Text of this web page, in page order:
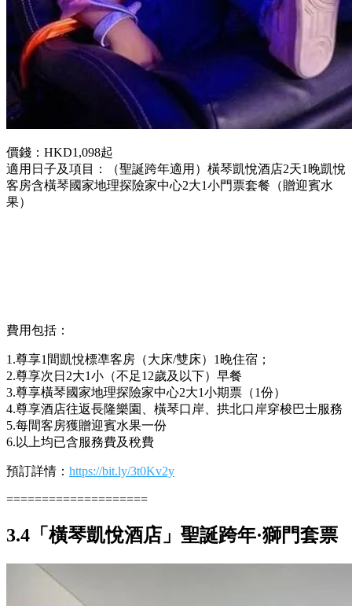
價錢：HKD1,098起
適用日子及項目：（聖誕跨年適用）橫琴凱悅酒店2天1晚凱悅
客房含橫琴國家地理探險家中心2大1小門票套餐（贈迎賓水
果）
費用包括：
1.尊享1間凱悅標凖客房（大床/雙床）1晚住宿；
2.尊享次日2大1小（不足12歲及以下）早餐
3.尊享橫琴國家地理探險家中心2大1小期票（1份）
4.尊享酒店往返長隆樂園、橫琴口岸、拱北口岸穿梭巴士服務
5.每間客房獲贈迎賓水果一份
6.以上均已含服務費及稅費
預訂詳情： https://bit.ly/3t0Kv2y
====================
3.4「橫琴凱悅酒店」聖誕跨年·獅門套票